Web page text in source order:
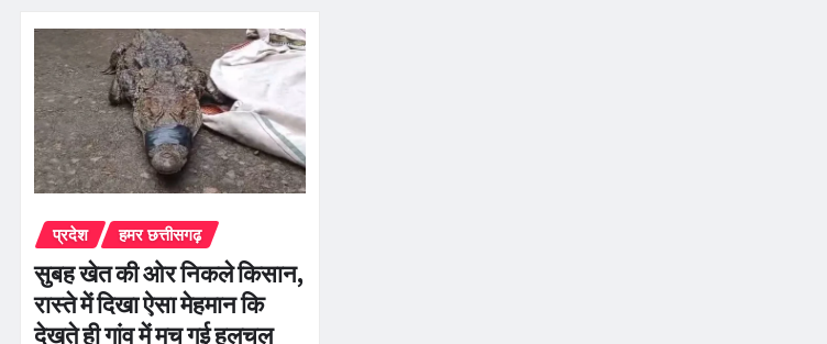
प्रदेश हमर छत्तीसगढ़
सुबह खेत की ओर निकले किसान,
रास्ते में दिखा ऐसा मेहमान कि
देखते ही गांव में मच गई हलचल